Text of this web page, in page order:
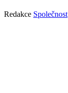
Redakce Společnost